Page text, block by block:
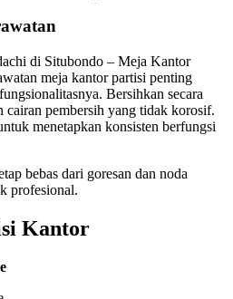
di Situbondo – Meja Kantor
meja kantor partisi penting
Bersihkan secara
cairan pembersih yang tidak korosif.
menetapkan konsisten berfungsi
bebas dari goresan dan noda
profesional.
Kantor